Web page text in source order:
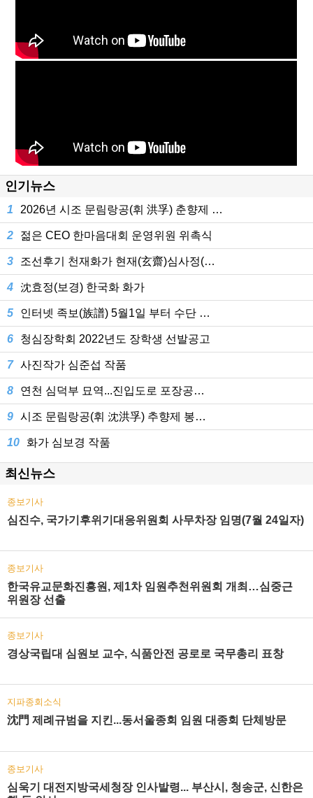
인기뉴스
1 2026년 시조 문림랑공(휘 洪孚) 춘향제 …
2 젊은 CEO 한마음대회 운영위원 위촉식
3 조선후기 천재화가 현재(玄齋)심사정(…
4 沈효정(보경) 한국화 화가
5 인터넷 족보(族譜) 5월1일 부터 수단 …
6 청심장학회 2022년도 장학생 선발공고
7 사진작가 심준섭 작품
8 연천 심덕부 묘역...진입도로 포장공…
9 시조 문림랑공(휘 沈洪孚) 추향제 봉…
10 화가 심보경 작품
최신뉴스
종보기사
심진수, 국가기후위기대응위원회 사무차장 임명(7월 24일자)
종보기사
한국유교문화진흥원, 제1차 임원추천위원회 개최…심중근
위원장 선출
종보기사
경상국립대 심원보 교수, 식품안전 공로로 국무총리 표창
지파종회소식
沈門 제례규범을 지킨...동서울종회 임원 대종회 단체방문
종보기사
심욱기 대전지방국세청장 인사발령... 부산시, 청송군, 신한은